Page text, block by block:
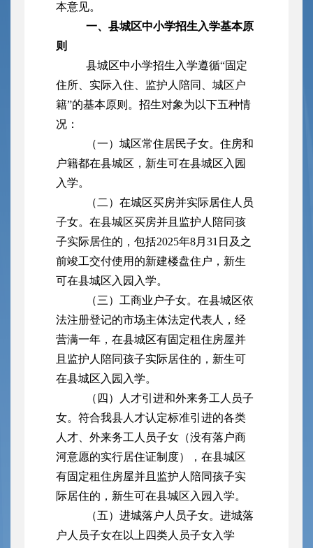
本意见。
一、县城区中小学招生入学基本原
则
县城区中小学招生入学遵循“固定
住所、实际入住、监护人陪同、城区户
籍”的基本原则。招生对象为以下五种情
况：
（一）城区常住居民子女。住房和
户籍都在县城区，新生可在县城区入园
入学。
（二）在城区买房并实际居住人员
子女。在县城区买房并且监护人陪同孩
子实际居住的，包括2025年8月31日及之
前竣工交付使用的新建楼盘住户，新生
可在县城区入园入学。
（三）工商业户子女。在县城区依
法注册登记的市场主体法定代表人，经
营满一年，在县城区有固定租住房屋并
且监护人陪同孩子实际居住的，新生可
在县城区入园入学。
（四）人才引进和外来务工人员子
女。符合我县人才认定标准引进的各类
人才、外来务工人员子女（没有落户商
河意愿的实行居住证制度），在县城区
有固定租住房屋并且监护人陪同孩子实
际居住的，新生可在县城区入园入学。
（五）进城落户人员子女。进城落
户人员子女在以上四类人员子女入学